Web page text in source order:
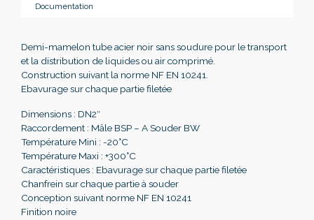
Documentation
Demi-mamelon tube acier noir sans soudure pour le transport
et la distribution de liquides ou air comprimé.
Construction suivant la norme NF EN 10241.
Ebavurage sur chaque partie filetée
Dimensions : DN2″
Raccordement : Mâle BSP – A Souder BW
Température Mini : -20°C
Température Maxi : +300°C
Caractéristiques : Ebavurage sur chaque partie filetée
Chanfrein sur chaque partie à souder
Conception suivant norme NF EN 10241
Finition noire